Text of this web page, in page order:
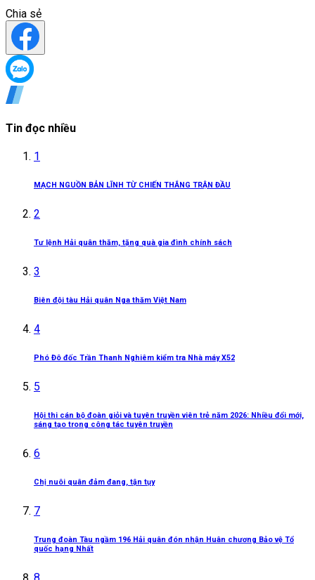
Chia sẻ
Tin đọc nhiều
1
MẠCH NGUỒN BẢN LĨNH TỪ CHIẾN THẮNG TRẬN ĐẦU
2
Tư lệnh Hải quân thăm, tặng quà gia đình chính sách
3
Biên đội tàu Hải quân Nga thăm Việt Nam
4
Phó Đô đốc Trần Thanh Nghiêm kiểm tra Nhà máy X52
5
Hội thi cán bộ đoàn giỏi và tuyên truyền viên trẻ năm 2026: Nhiều đổi mới,
sáng tạo trong công tác tuyên truyền
6
Chị nuôi quân đảm đang, tận tụy
7
Trung đoàn Tàu ngầm 196 Hải quân đón nhận Huân chương Bảo vệ Tổ
quốc hạng Nhất